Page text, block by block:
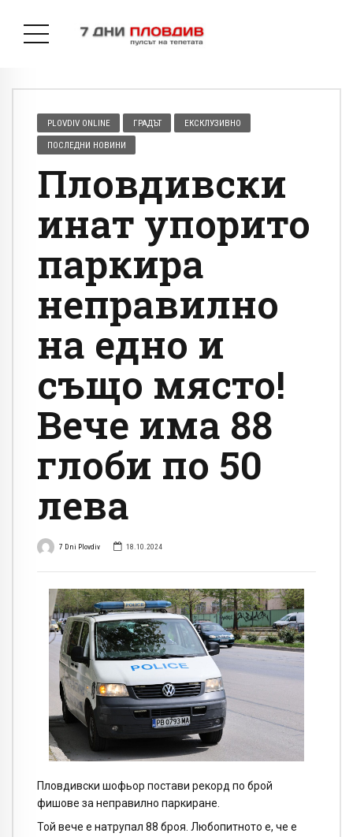
PLOVDIV ONLINE ГРАДЪТ ЕКСКЛУЗИВНО
ПОСЛЕДНИ НОВИНИ
Пловдивски
инат упорито
паркира
неправилно
на едно и
също място!
Вече има 88
глоби по 50
лева
7 Dni Plovdiv 18.10.2024
Пловдивски шофьор постави рекорд по брой
фишове за неправилно паркиране.
Той вече е натрупал 88 броя. Любопитното е, че е